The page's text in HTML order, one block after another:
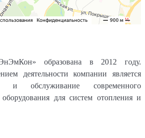
образована в 2012 году.
деятельности компании является
и обслуживание современного
оборудования для систем отопления и